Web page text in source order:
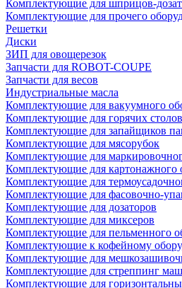
Комплектующие для шприцов-
Комплектующие для прочего
Решетки
Диски
ЗИП для овощерезок
Запчасти для ROBOT-COUPE
Запчасти для весов
Индустриальные масла
Комплектующие для вакуумного
Комплектующие для горячих столов
Комплектующие для запайщиков
Комплектующие для мясорубок
Комплектующие для
Комплектующие для картонажного
Комплектующие для
Комплектующие для фасовочно-
Комплектующие для дозаторов
Комплектующие для миксеров
Комплектующие для пельменного
Комплектующие к кофейному
Комплектующие для
Комплектующие для стреппинг
Комплектующие для